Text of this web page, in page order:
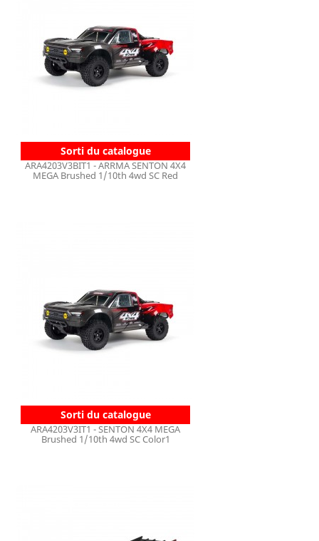
Sorti du catalogue
ARA4203V3BIT1 - ARRMA SENTON 4X4
MEGA Brushed 1/10th 4wd SC Red
Sorti du catalogue
ARA4203V3IT1 - SENTON 4X4 MEGA
Brushed 1/10th 4wd SC Color1